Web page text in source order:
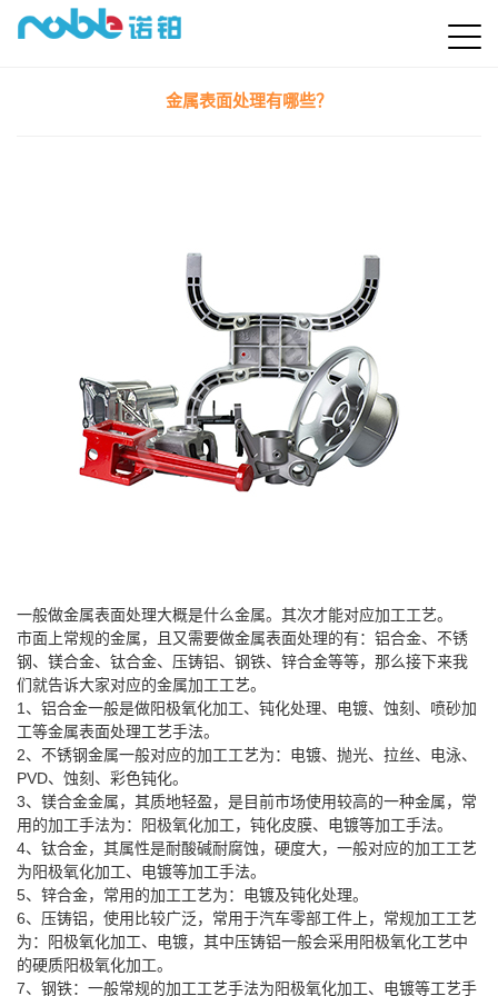
金属表面处理有哪些？
一般做金属表面处理大概是什么金属。其次才能对应加工工艺。
市面上常规的金属，且又需要做金属表面处理的有：铝合金、不锈
钢、镁合金、钛合金、压铸铝、钢铁、锌合金等等，那么接下来我
们就告诉大家对应的金属加工工艺。
1、铝合金一般是做阳极氧化加工、钝化处理、电镀、蚀刻、喷砂加
工等金属表面处理工艺手法。
2、不锈钢金属一般对应的加工工艺为：电镀、抛光、拉丝、电泳、
PVD、蚀刻、彩色钝化。
3、镁合金金属，其质地轻盈，是目前市场使用较高的一种金属，常
用的加工手法为：阳极氧化加工，钝化皮膜、电镀等加工手法。
4、钛合金，其属性是耐酸碱耐腐蚀，硬度大，一般对应的加工工艺
为阳极氧化加工、电镀等加工手法。
5、锌合金，常用的加工工艺为：电镀及钝化处理。
6、压铸铝，使用比较广泛，常用于汽车零部工件上，常规加工工艺
为：阳极氧化加工、电镀，其中压铸铝一般会采用阳极氧化工艺中
的硬质阳极氧化加工。
7、钢铁：一般常规的加工工艺手法为阳极氧化加工、电镀等工艺手